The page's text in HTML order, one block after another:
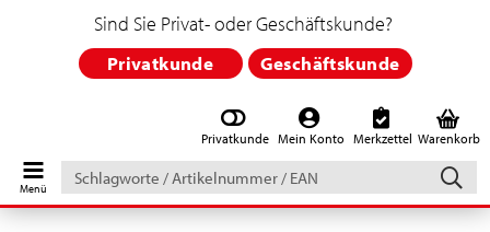
Privatkunde Mein Konto Merkzettel Warenkorb
Schlagworte
/
Artikelnummer
Sind Sie Privat- oder Geschäftskunde?
Privatkunde Geschäftskunde